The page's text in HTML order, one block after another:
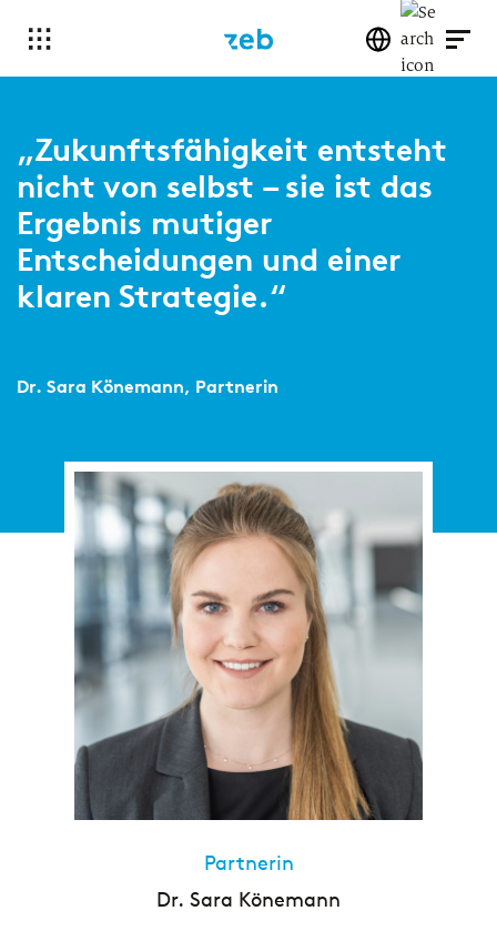
„Zukunftsfähigkeit entsteht
nicht von selbst – sie ist das
Ergebnis mutiger
Entscheidungen und einer
klaren Strategie.“
Dr. Sara Könemann, Partnerin
Partnerin
Dr. Sara Könemann